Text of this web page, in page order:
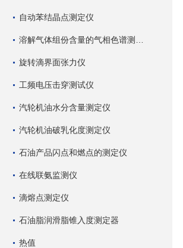
自动苯结晶点测定仪
旋转滴界面张力仪
工频电压击穿测试仪
汽轮机油水分含量测定仪
汽轮机油破乳化度测定仪
石油产品闪点和燃点的测定仪
在线联氨监测仪
滴熔点测定仪
石油脂润滑脂锥入度测定器
热值